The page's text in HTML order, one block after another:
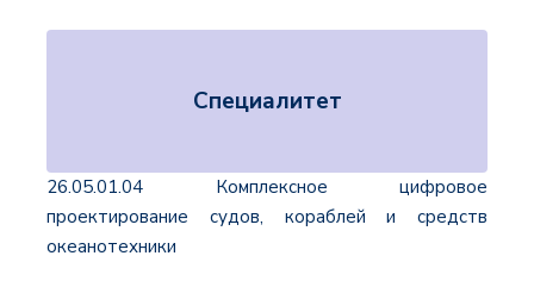
Специалитет
26.05.01.04 Комплексное цифровое
проектирование судов, кораблей и средств
океанотехники